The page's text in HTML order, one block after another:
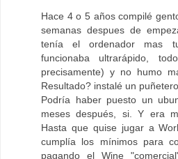
Hace 4 o 5 años compilé
semanas despues de
tenía el ordenador mas
funcionaba ultrarápido,
precisamente) y no humo
Resultado? instalé un
Podría haber puesto un
meses después, si. Y era
Hasta que quise jugar a
cumplía los mínimos para
pagando el Wine